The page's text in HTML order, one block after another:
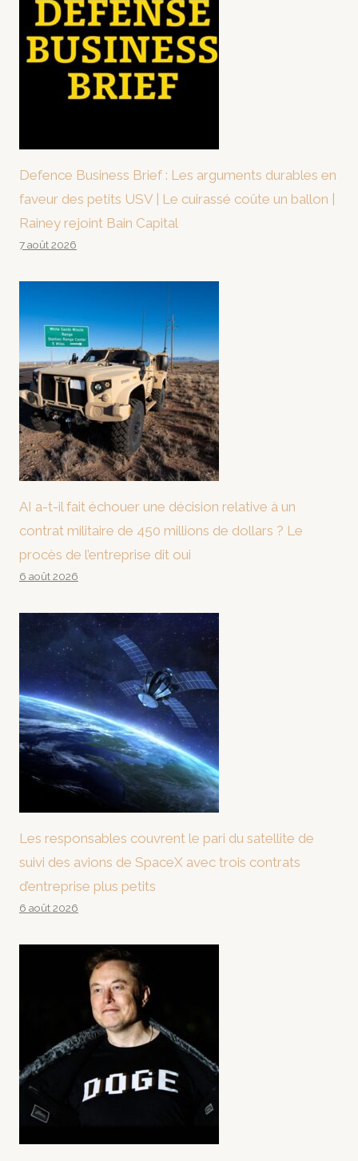
Defence Business Brief : Les arguments durables en
faveur des petits USV | Le cuirassé coûte un ballon |
Rainey rejoint Bain Capital
7 août 2026
AI a-t-il fait échouer une décision relative à un
contrat militaire de 450 millions de dollars ? Le
procès de l’entreprise dit oui
6 août 2026
Les responsables couvrent le pari du satellite de
suivi des avions de SpaceX avec trois contrats
d’entreprise plus petits
6 août 2026